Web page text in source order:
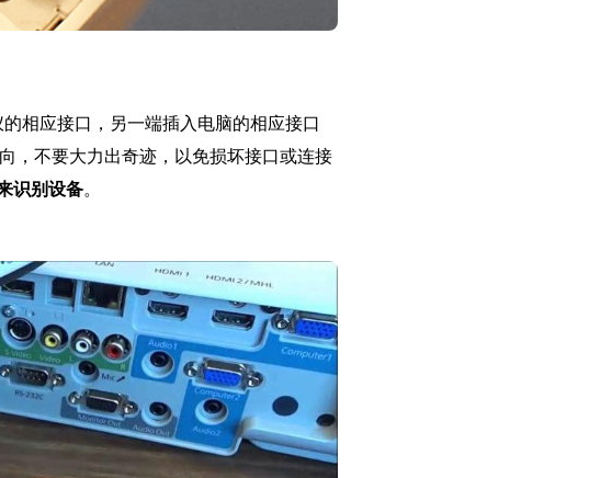
相应接口，另一端插入电脑的相应接口
，不要大力出奇迹，以免损坏接口或连接
识别设备。